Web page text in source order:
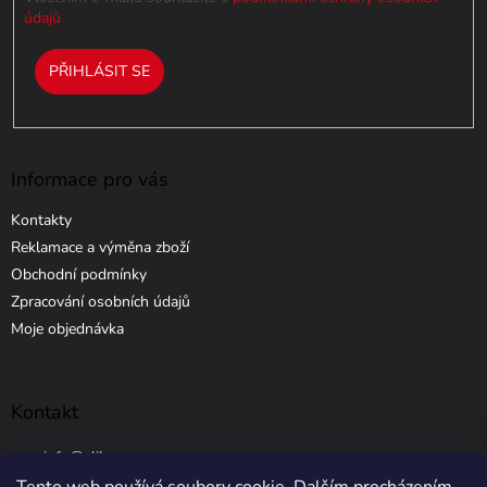
údajů
PŘIHLÁSIT SE
Informace pro vás
Kontakty
Reklamace a výměna zboží
Obchodní podmínky
Zpracování osobních údajů
Moje objednávka
Kontakt
info @ elibros.cz